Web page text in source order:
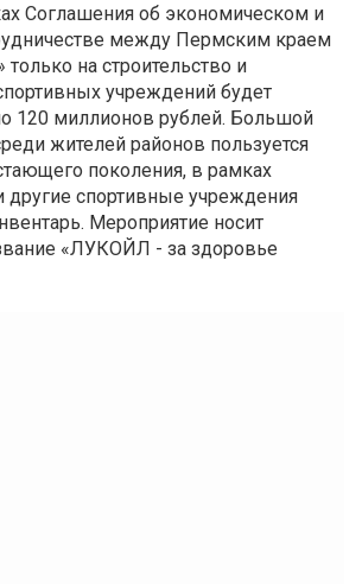
Соглашения об экономическом и
между Пермским краем
на строительство и
учреждений будет
120 миллионов рублей. Большой
жителей районов пользуется
поколения, в рамках
спортивные учреждения
Мероприятие носит
«ЛУКОЙЛ - за здоровье